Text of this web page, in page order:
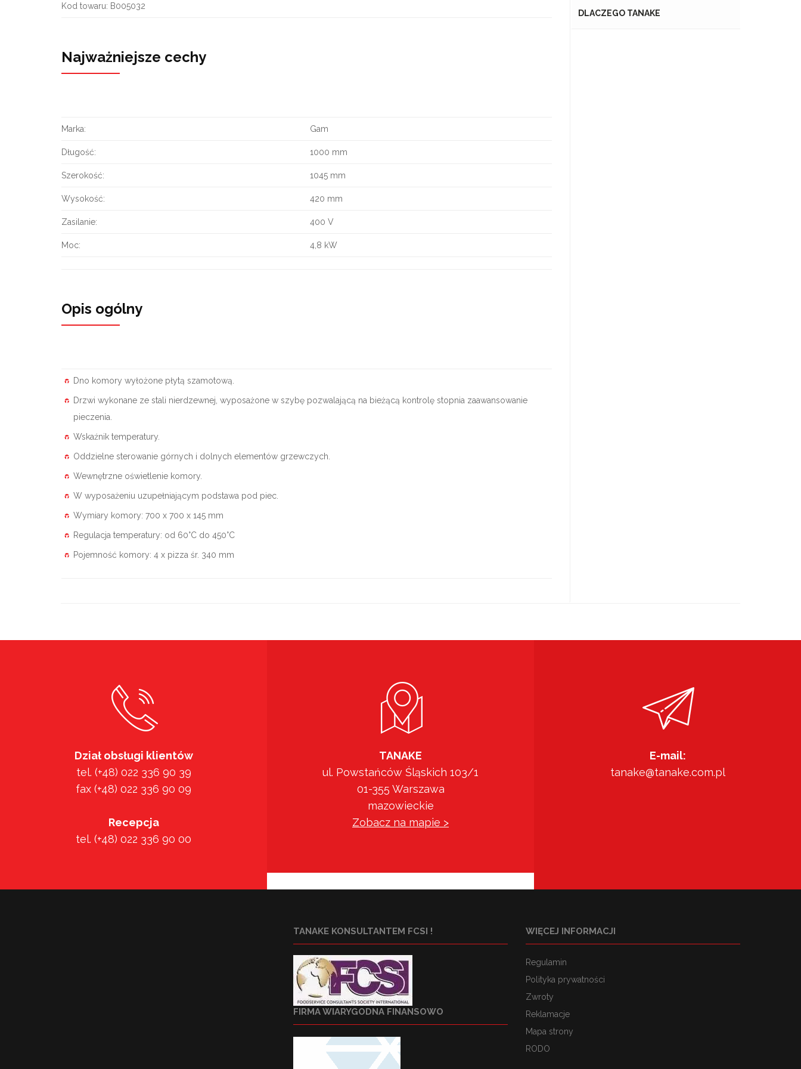
DLACZEGO TANAKE
Kod towaru: B005032
Najważniejsze cechy
Marka: Gam
Długość: 1000 mm
Szerokość: 1045 mm
Wysokość: 420 mm
Zasilanie: 400 V
Moc: 4,8 kW
Opis ogólny
Dno komory wyłożone płytą szamotową.
Drzwi wykonane ze stali nierdzewnej, wyposażone w szybę pozwalającą na bieżącą kontrolę stopnia zaawansowanie
pieczenia.
Wskaźnik temperatury.
Oddzielne sterowanie górnych i dolnych elementów grzewczych.
Wewnętrzne oświetlenie komory.
W wyposażeniu uzupełniającym podstawa pod piec.
Wymiary komory: 700 x 700 x 145 mm
Regulacja temperatury: od 60°C do 450°C
Pojemność komory: 4 x pizza śr. 340 mm
Dział obsługi klientów
tel. (+48) 022 336 90 39
fax (+48) 022 336 90 09
Recepcja
tel. (+48) 022 336 90 00
TANAKE
ul. Powstańców Śląskich 103/1
01-355 Warszawa
mazowieckie
Zobacz na mapie >
E-mail:
tanake@tanake.com.pl
TANAKE KONSULTANTEM FCSI !
FIRMA WIARYGODNA FINANSOWO
WIĘCEJ INFORMACJI
Regulamin
Polityka prywatności
Zwroty
Reklamacje
Mapa strony
RODO